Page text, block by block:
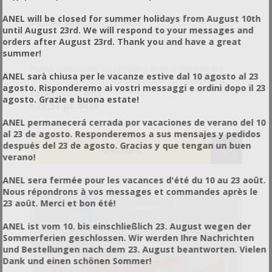
Κωδικός προϊόντος: TA11AO2
τριψίματος μπορείτε να ξεκινήσετε το βάψιμο. Τα
αστάρι είναι το πρώτο υλικό που θα περάσετε. Πάνω
από τα αστάρια βάφετε με τα χρώματα. Αν θα
τότε αυτό είναι το αστάρι που χρειάζεστε.
Συνδυάζεται με νερό. Δε συνδυάζεται με χημικούς
διαλύτες.
€23,80 χωρίς ΦΠΑ
€29,51 με ΦΠΑ
ANEL will be closed for summer holidays from August 10th
until August 23rd. We will respond to your messages and
orders after August 23rd. Thank you and have a great
summer!
ANEL sarà chiusa per le vacanze estive dal 10 agosto al 23
agosto. Risponderemo ai vostri messaggi e ordini dopo il 23
agosto. Grazie e buona estate!
ANEL permanecerá cerrada por vacaciones de verano del 10
al 23 de agosto. Responderemos a sus mensajes y pedidos
después del 23 de agosto. Gracias y que tengan un buen
verano!
ANEL sera fermée pour les vacances d'été du 10 au 23 août.
Nous répondrons à vos messages et commandes après le
23 août. Merci et bon été!
ANEL ist vom 10. bis einschließlich 23. August wegen der
Sommerferien geschlossen. Wir werden Ihre Nachrichten
und Bestellungen nach dem 23. August beantworten. Vielen
Dank und einen schönen Sommer!